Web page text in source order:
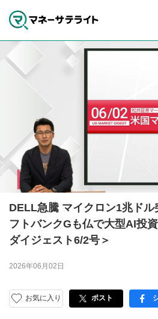
DELL急騰 マイクロン1兆ド
フトバンクGも仏で大型AI投
ダイジェスト6/2号＞
2026年06月02日
お気に入り ポスト